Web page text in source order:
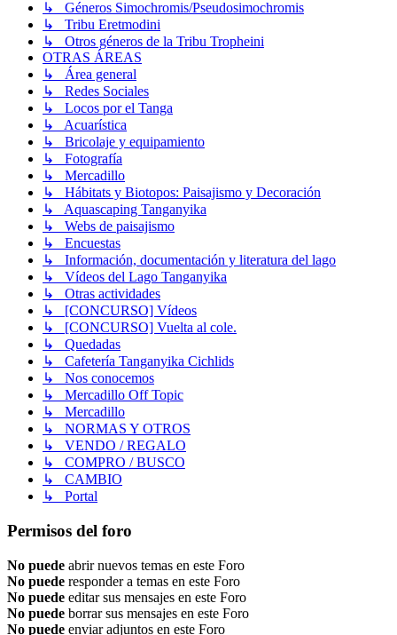
↳ Géneros Simochromis/Pseudosimochromis
↳ Tribu Eretmodini
↳ Otros géneros de la Tribu Tropheini
OTRAS ÁREAS
↳ Área general
↳ Redes Sociales
↳ Locos por el Tanga
↳ Acuarística
↳ Bricolaje y equipamiento
↳ Fotografía
↳ Mercadillo
↳ Hábitats y Biotopos: Paisajismo y Decoración
↳ Aquascaping Tanganyika
↳ Webs de paisajismo
↳ Encuestas
↳ Información, documentación y literatura del lago
↳ Vídeos del Lago Tanganyika
↳ Otras actividades
↳ [CONCURSO] Vídeos
↳ [CONCURSO] Vuelta al cole.
↳ Quedadas
↳ Cafetería Tanganyika Cichlids
↳ Nos conocemos
↳ Mercadillo Off Topic
↳ Mercadillo
↳ NORMAS Y OTROS
↳ VENDO / REGALO
↳ COMPRO / BUSCO
↳ CAMBIO
↳ Portal
Permisos del foro
No puede abrir nuevos temas en este Foro
No puede responder a temas en este Foro
No puede editar sus mensajes en este Foro
No puede borrar sus mensajes en este Foro
No puede enviar adjuntos en este Foro